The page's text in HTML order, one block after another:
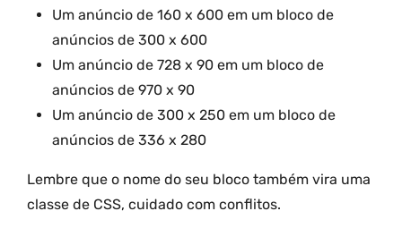
Um anúncio de 160 x 600 em um bloco de
anúncios de 300 x 600
Um anúncio de 728 x 90 em um bloco de
anúncios de 970 x 90
Um anúncio de 300 x 250 em um bloco de
anúncios de 336 x 280
Lembre que o nome do seu bloco também vira uma
classe de CSS, cuidado com conflitos.